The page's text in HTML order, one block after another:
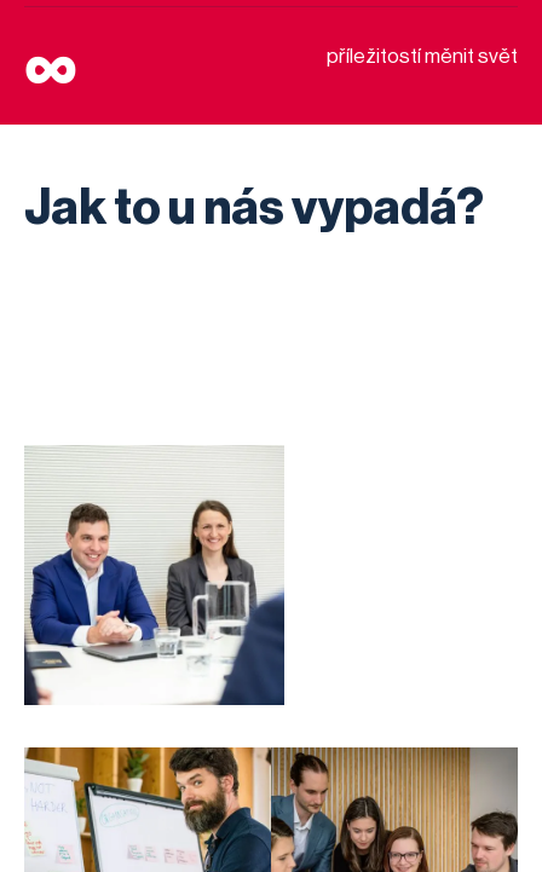
∞ příležitostí měnit svět
Jak to u nás vypadá?